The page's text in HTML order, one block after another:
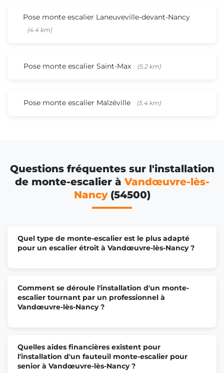
Pose monte escalier Laneuveville-devant-Nancy
(4.4 km)
Pose monte escalier Saint-Max (5.2 km)
Pose monte escalier Malzéville (5.4 km)
Questions fréquentes sur l'installation
de monte-escalier à Vandœuvre-lès-
Nancy(54500)
Quel type de monte-escalier est le plus adapté
pour un escalier étroit à Vandœuvre-lès-Nancy ?
Comment se déroule l'installation d'un monte-
escalier tournant par un professionnel à
Vandœuvre-lès-Nancy ?
Quelles aides financières existent pour
l'installation d'un fauteuil monte-escalier pour
senior à Vandœuvre-lès-Nancy ?